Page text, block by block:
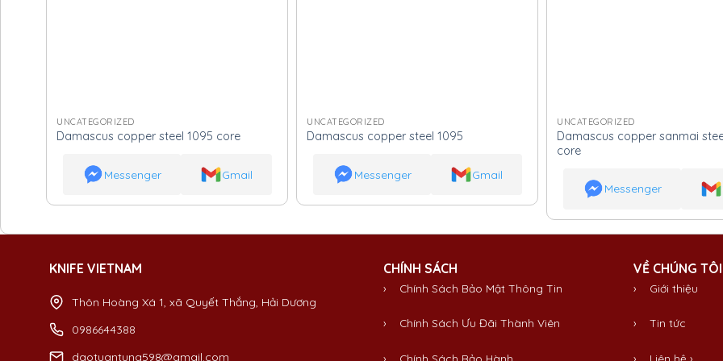
UNCATEGORIZED
Damascus copper steel 1095 core
Messenger Gmail
UNCATEGORIZED
Damascus copper steel 1095
Messenger Gmail
UNCATEGORIZED
Damascus copper sanmai
core
Messenger
KNIFE VIETNAM
Thôn Hoàng Xá 1, xã Quyết Thắng, Hải Dương
0986644388
daotuantung598@gmail.com
CHÍNH SÁCH
› Chính Sách Bảo Mật Thông Tin
› Chính Sách Ưu Đãi Thành Viên
› Chính Sách Bảo Hành
VỀ CHÚNG TÔI
› Giới thiệu
›Tin tức
› Liên hệ ›